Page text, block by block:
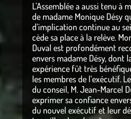
L’Assemblée a aussi tenu à
de madame Monique Désy
d’implication continue au
cède sa place à la relève.
Duval est profondément
envers madame Désy, dont
expérience fût très
les membres de l’exécutif.
du conseil, M. Jean-Marcel
exprimer sa confiance
du nouvel exécutif et leur